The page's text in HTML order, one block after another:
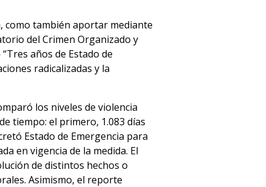
como también aportar mediante
del Crimen Organizado y
años de Estado de
radicalizadas y la
los niveles de violencia
tiempo: el primero, 1.083 días
Estado de Emergencia para
en vigencia de la medida. El
de distintos hechos o
Asimismo, el reporte